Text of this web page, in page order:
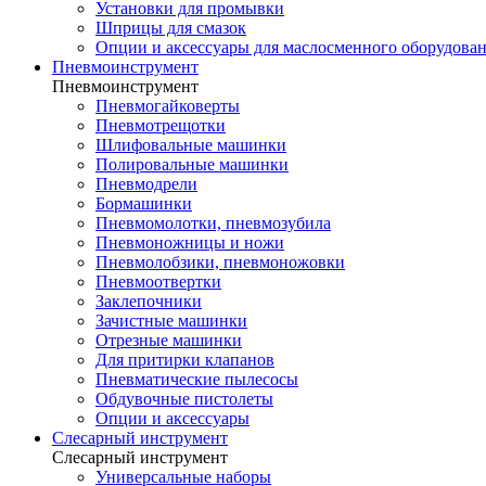
Установки для промывки
Шприцы для смазок
Опции и аксессуары для маслосменного
Пневмоинструмент
Пневмоинструмент
Пневмогайковерты
Пневмотрещотки
Шлифовальные машинки
Полировальные машинки
Пневмодрели
Бормашинки
Пневмомолотки, пневмозубила
Пневмоножницы и ножи
Пневмолобзики, пневмоножовки
Пневмоотвертки
Заклепочники
Зачистные машинки
Отрезные машинки
Для притирки клапанов
Пневматические пылесосы
Обдувочные пистолеты
Опции и аксессуары
Слесарный инструмент
Слесарный инструмент
Универсальные наборы